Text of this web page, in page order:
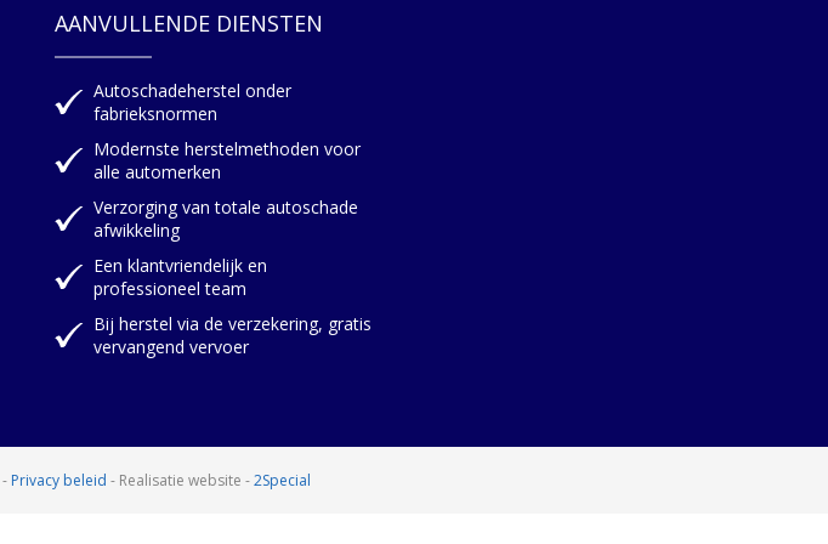
AANVULLENDE DIENSTEN
Autoschadeherstel onder
fabrieksnormen
Modernste herstelmethoden voor
alle automerken
Verzorging van totale autoschade
afwikkeling
Een klantvriendelijk en
professioneel team
Bij herstel via de verzekering, gratis
vervangend vervoer
- Privacy beleid - Realisatie website -2Special